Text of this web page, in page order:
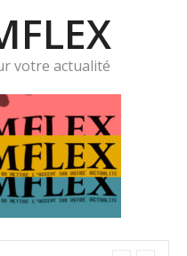
votre actualité